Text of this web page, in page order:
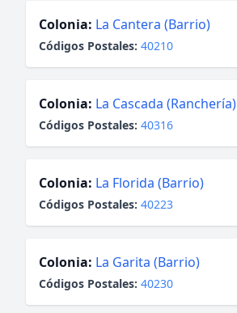
Colonia: La Cantera (Barrio)
Códigos Postales: 40210
Colonia: La Cascada (Ranchería)
Códigos Postales: 40316
Colonia: La Florida (Barrio)
Códigos Postales: 40223
Colonia: La Garita (Barrio)
Códigos Postales: 40230